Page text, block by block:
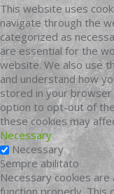
This website uses
navigate through the
categorized as
are essential for the
website. We also use
and understand how
stored in your browser
option to opt-out of
these cookies may
Necessary
Necessary
Sempre abilitato
Necessary cookies
function properly. This